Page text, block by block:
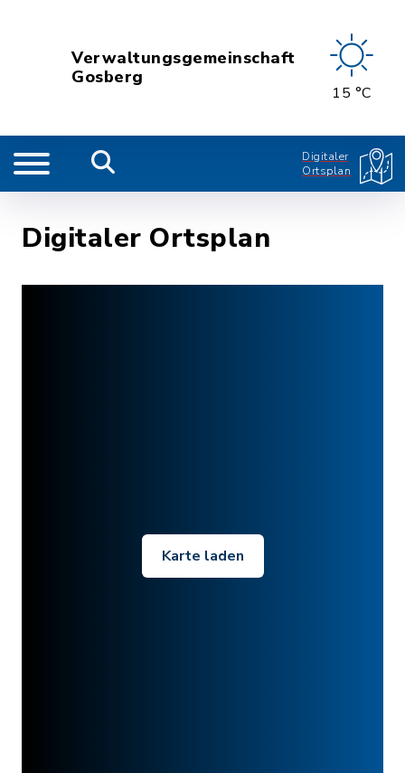
Verwaltungsgemeinschaft
Gosberg
15 °C
Digitaler
Ortsplan
Digitaler Ortsplan
Karte laden